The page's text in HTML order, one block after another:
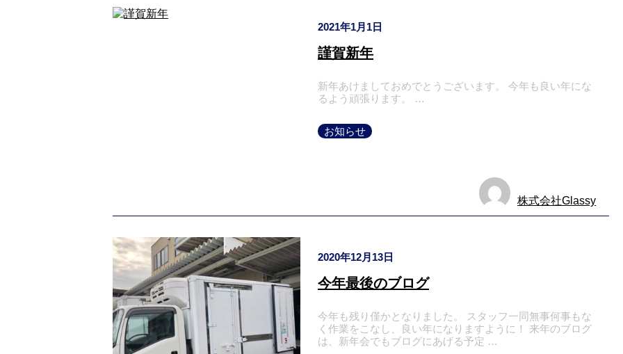
2021年1月1日
謹賀新年
新年あけましておめでとうございます。 今年も良い年にな
るよう頑張ります。 …
株式会社Glassy
お知らせ
2020年12月13日
今年最後のブログ
今年も残り僅かとなりました。 スタッフ一同無事何事もな
く作業をこなし、良い年になりますように！ 来年のブログ
は、新年会でもブログにあげる予定 …